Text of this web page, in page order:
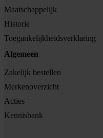
Maatschappelijk
Historie
Toegankelijkheidsverklaring
Algemeen
Zakelijk bestellen
Merkenoverzicht
Acties
Kennisbank